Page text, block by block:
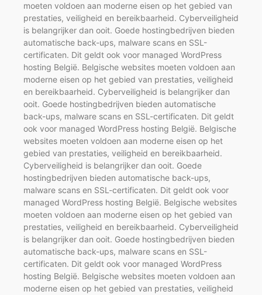
moeten voldoen aan moderne eisen op het gebied van
prestaties, veiligheid en bereikbaarheid. Cyberveiligheid
is belangrijker dan ooit. Goede hostingbedrijven bieden
automatische back-ups, malware scans en SSL-
certificaten. Dit geldt ook voor managed WordPress
hosting België. Belgische websites moeten voldoen aan
moderne eisen op het gebied van prestaties, veiligheid
en bereikbaarheid. Cyberveiligheid is belangrijker dan
ooit. Goede hostingbedrijven bieden automatische
back-ups, malware scans en SSL-certificaten. Dit geldt
ook voor managed WordPress hosting België. Belgische
websites moeten voldoen aan moderne eisen op het
gebied van prestaties, veiligheid en bereikbaarheid.
Cyberveiligheid is belangrijker dan ooit. Goede
hostingbedrijven bieden automatische back-ups,
malware scans en SSL-certificaten. Dit geldt ook voor
managed WordPress hosting België. Belgische websites
moeten voldoen aan moderne eisen op het gebied van
prestaties, veiligheid en bereikbaarheid. Cyberveiligheid
is belangrijker dan ooit. Goede hostingbedrijven bieden
automatische back-ups, malware scans en SSL-
certificaten. Dit geldt ook voor managed WordPress
hosting België. Belgische websites moeten voldoen aan
moderne eisen op het gebied van prestaties, veiligheid